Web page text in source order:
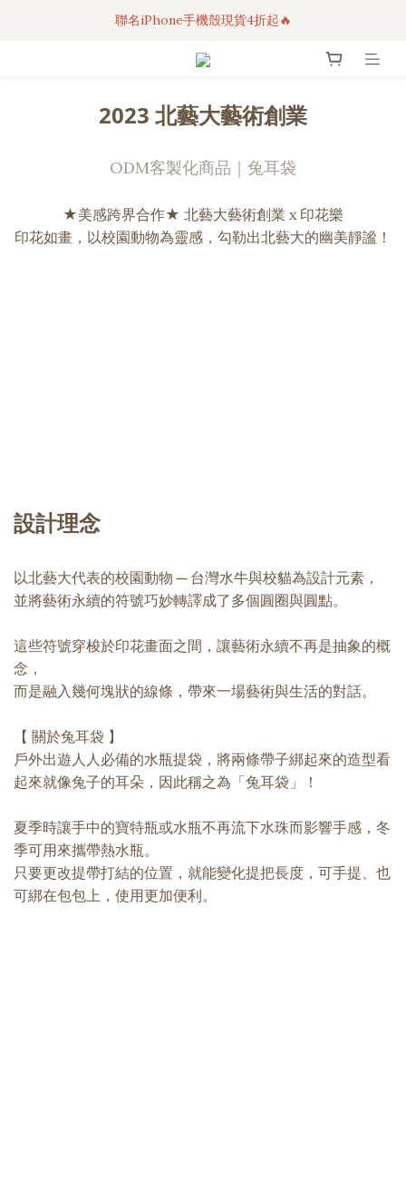
3C科技好物｜任選2件95折！
聯名iPhone手機殼現貨4折起🔥
超人氣聯名自動傘任2件9折！
3C科技好物｜任選2件95折！
2023 北藝大藝術創業
ODM客製化商品｜兔耳袋
★美感跨界合作★ 北藝大藝術創業 x 印花樂
印花如畫，以校園動物為靈感，勾勒出北藝大的幽美靜謐！
設計理念
以北藝⼤代表的校園動物 ─ 台灣水牛與校貓為設計元素，
並將藝術永續的符號巧妙轉譯成了多個圓圈與圓點。
這些符號穿梭於印花畫面之間，讓藝術永續不再是抽象的概
念，
而是融入幾何塊狀的線條，帶來一場藝術與生活的對話。
【 關於兔耳袋 】
戶外出遊人人必備的水瓶提袋，將兩條帶子綁起來的造型看
起來就像兔子的耳朵，因此稱之為「兔耳袋」！
夏季時讓手中的寶特瓶或水瓶不再流下水珠而影響手感，冬
季可用來攜帶熱水瓶。
只要更改提帶打結的位置，就能變化提把長度，可手提、也
可綁在包包上，使用更加便利。